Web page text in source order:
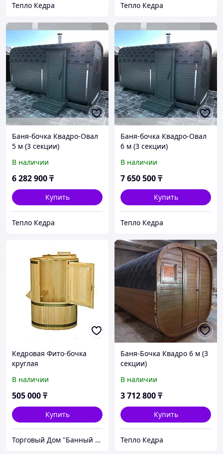
Тепло Кедра Тепло Кедра
Баня-бочка Квадро-Овал
5 м (3 секции)
В наличии
6 282 900₸
Купить
Тепло Кедра
Баня-бочка Квадро-Овал
6 м (3 секции)
В наличии
7 650 500₸
Купить
Тепло Кедра
Кедровая Фито-бочка
круглая
0 мм)
В наличии
505 000₸
Купить
Торговый Дом "Банный мир"
Баня-Бочка Квадро 6 м (3
секции)
В наличии
3 712 800₸
Купить
Тепло Кедра